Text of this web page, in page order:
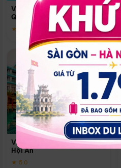
Vinpearl Resort & Spa Phu
Quoc
★ 5.0
Vinpearl Resort & Golf Nam
Hội An
★ 5.0